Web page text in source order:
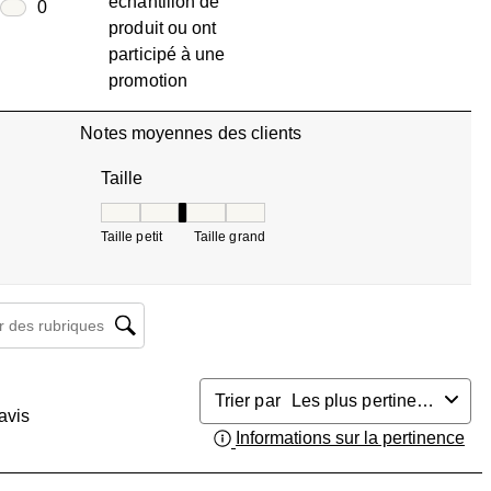
0
0 avis avec 1 étoile.
produit ou ont
participé à une
promotion
Notes moyennes des clients
Taille
Taille petit Taille grand
de sujet et d'avis
Trier par
Les plus pertinents
Informations sur la pertinence